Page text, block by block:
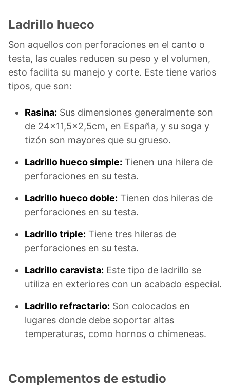
Ladrillo hueco
Son aquellos con perforaciones en el canto o
testa, las cuales reducen su peso y el volumen,
esto facilita su manejo y corte. Este tiene varios
tipos, que son:
Rasina: Sus dimensiones generalmente son
de 24×11,5×2,5cm, en España, y su soga y
tizón son mayores que su grueso.
Ladrillo hueco simple: Tienen una hilera de
perforaciones en su testa.
Ladrillo hueco doble: Tienen dos hileras de
perforaciones en su testa.
Ladrillo triple: Tiene tres hileras de
perforaciones en su testa.
Ladrillo caravista: Este tipo de ladrillo se
utiliza en exteriores con un acabado especial.
Ladrillo refractario: Son colocados en
lugares donde debe soportar altas
temperaturas, como hornos o chimeneas.
Complementos de estudio